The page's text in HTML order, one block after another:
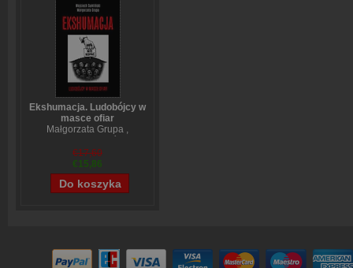
Ekshumacja. Ludobójcy w
masce ofiar
Małgorzata Grupa ,
€17,60
€15,86